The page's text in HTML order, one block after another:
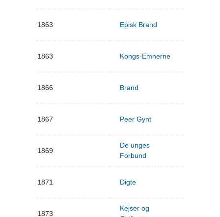
1863 Episk Brand
1863 Kongs-Emnerne
1866 Brand
1867 Peer Gynt
1869
De unges
Forbund
1871 Digte
1873
Kejser og